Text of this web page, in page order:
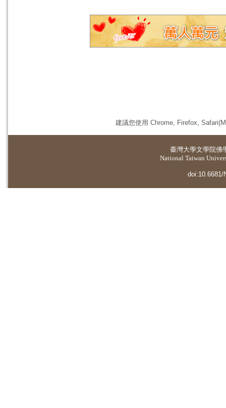
建議您使用 Chrome, Firefox,
臺灣大學文學院佛
National Taiwan
doi:10.6681/